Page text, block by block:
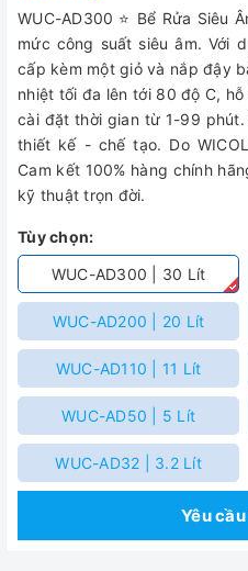
WUC-AD300 ⭐ Bể Rửa Siêu
mức công suất siêu âm. Với
cấp kèm một giỏ và nắp đậy
nhiệt tối đa lên tới 80 độ C,
cài đặt thời gian từ 1-99 phút.
thiết kế - chế tạo. Do
Cam kết 100% hàng chính
kỹ thuật trọn đời.
Tùy chọn:
WUC-AD300 | 30 Lít
WUC-AD200 | 20 Lít
WUC-AD110 | 11 Lít
WUC-AD50 | 5 Lít
WUC-AD32 | 3.2 Lít
Yêu